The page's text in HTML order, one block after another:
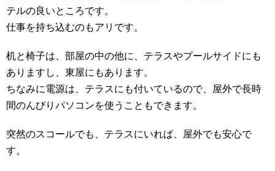
テルの良いところです。
仕事を持ち込むのもアリです。
机と椅子は、部屋の中の他に、テラスやプールサイドにも
ありますし、東屋にもあります。
ちなみに電源は、テラスにも付いているので、屋外で長時
間のんびりパソコンを使うこともできます。
突然のスコールでも、テラスにいれば、屋外でも安心で
す。